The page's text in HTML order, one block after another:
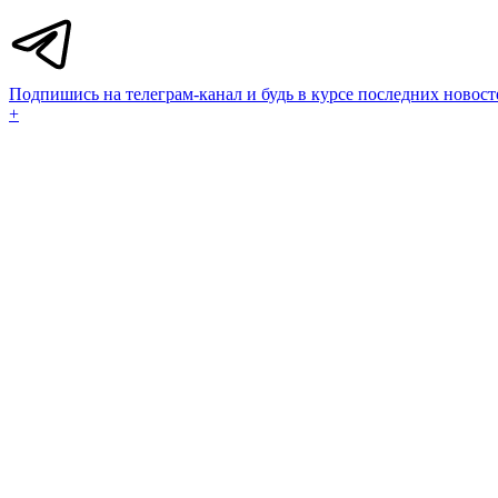
Подпишись на телеграм-канал и будь в курсе последних
+